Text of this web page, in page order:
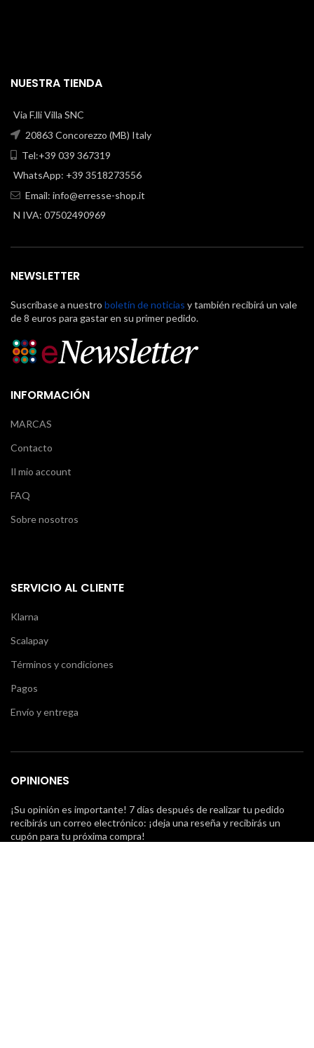
NUESTRA TIENDA
Via F.lli Villa SNC
20863 Concorezzo (MB) Italy
Tel:+39 039 367319
WhatsApp: +39 3518273556
Email: info@erresse-shop.it
N IVA: 07502490969
NEWSLETTER
Suscríbase a nuestro boletín de noticias y también recibirá un vale
de 8 euros para gastar en su primer pedido.
INFORMACIÓN
MARCAS
Contacto
Il mio account
FAQ
Sobre nosotros
SERVICIO AL CLIENTE
Klarna
Scalapay
Términos y condiciones
Pagos
Envío y entrega
OPINIONES
¡Su opinión es importante! 7 días después de realizar tu pedido
recibirás un correo electrónico: ¡deja una reseña y recibirás un
cupón para tu próxima compra!